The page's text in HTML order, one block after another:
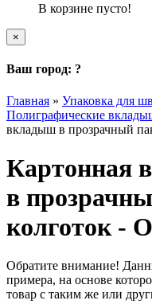
В корзине пусто!
×
Ваш город: ?
Главная » Упаковка для
Полиграфические
вкладыш в прозрачный
Картонная
в
колготок -
Обратите внимание!
примера, на основе
товар с таким же или